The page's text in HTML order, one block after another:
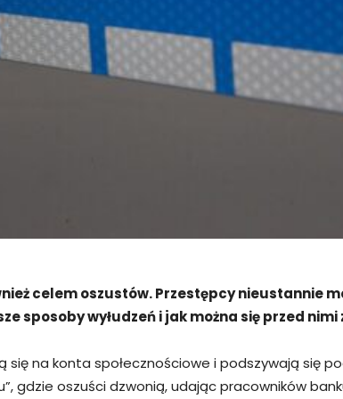
celem oszustów. Przestępcy nieustannie
sposoby wyłudzeń i jak można się przed nimi
na konta społecznościowe i podszywają się
gdzie oszuści dzwonią, udając pracowników